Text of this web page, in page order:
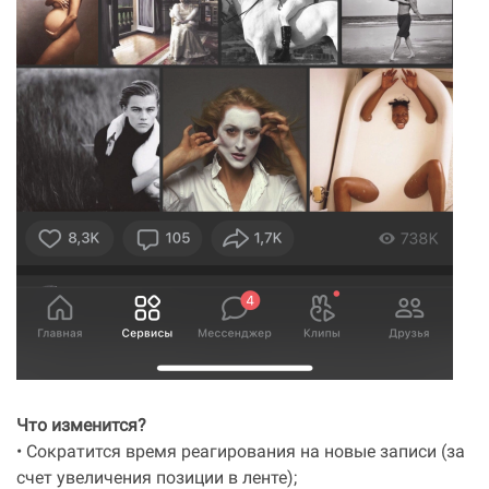
Что изменится?
• Сократится время реагирования на новые записи (за
счет увеличения позиции в ленте);